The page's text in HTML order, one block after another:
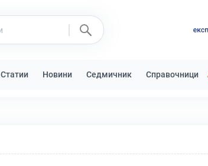
Статии Новини Седмичник Справочници